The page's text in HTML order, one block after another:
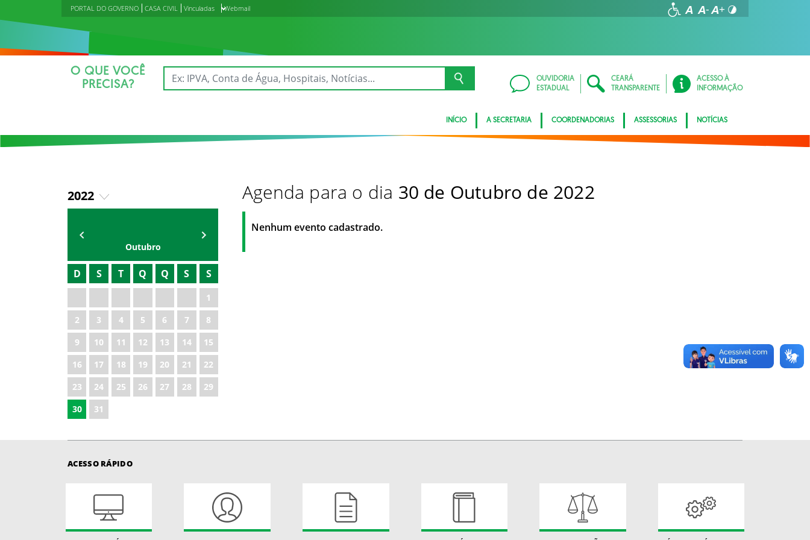
PORTAL DO GOVERNO CASA CIVIL Vinculadas Webmail
O QUE VOCÊ
PRECISA?
OUVIDORIA
ESTADUAL
CEARÁ
TRANSPARENTE
ACESSO À
INFORMAÇÃO
INÍCIO A SECRETARIA COORDENADORIAS ASSESSORIAS NOTÍCIAS
2022
2019
2020
2021
2023
2024
2025
2026
Outubro
D S T Q Q S S
1
2
3 4 5 6 7
8
9
10 11 12 13 14
15
16
17 18 19 20 21
22
23
24 25 26 27 28
29
30
31
Agenda para o dia 30 de Outubro de 2022
Nenhum evento cadastrado.
ACESSO RÁPIDO